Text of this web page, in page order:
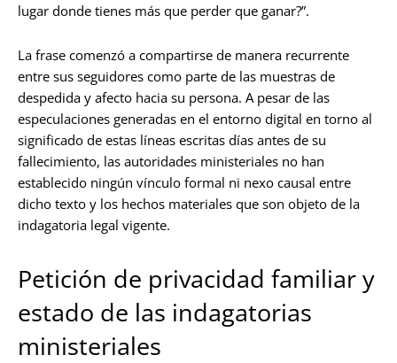
lugar donde tienes más que perder que ganar?”.
La frase comenzó a compartirse de manera recurrente
entre sus seguidores como parte de las muestras de
despedida y afecto hacia su persona. A pesar de las
especulaciones generadas en el entorno digital en torno al
significado de estas líneas escritas días antes de su
fallecimiento, las autoridades ministeriales no han
establecido ningún vínculo formal ni nexo causal entre
dicho texto y los hechos materiales que son objeto de la
indagatoria legal vigente.
Petición de privacidad familiar y
estado de las indagatorias
ministeriales